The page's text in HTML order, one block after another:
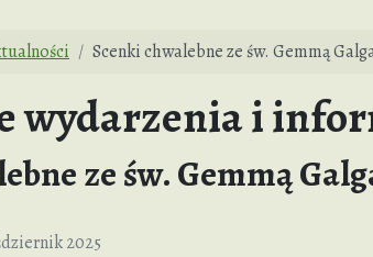
Scenki chwalebne ze św. Gemmą
wydarzenia i
ze św. Gemmą
2025